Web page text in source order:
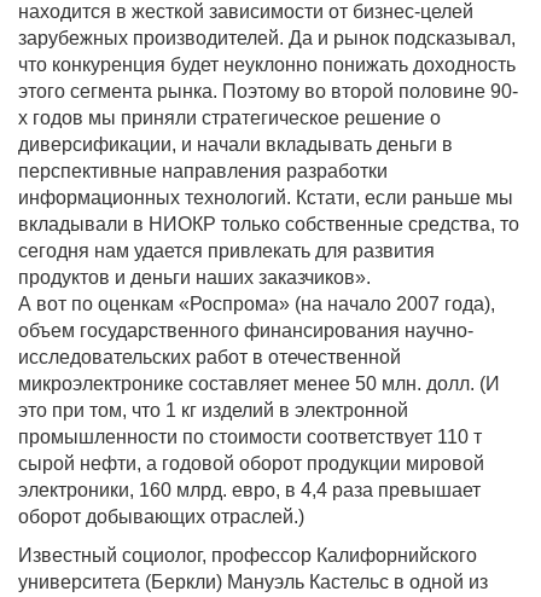
находится в жесткой зависимости от бизнес-целей
зарубежных производителей. Да и рынок подсказывал,
что конкуренция будет неуклонно понижать доходность
этого сегмента рынка. Поэтому во второй половине 90-
х годов мы приняли стратегическое решение о
диверсификации, и начали вкладывать деньги в
перспективные направления разработки
информационных технологий. Кстати, если раньше мы
вкладывали в НИОКР только собственные средства, то
сегодня нам удается привлекать для развития
продуктов и деньги наших заказчиков».
А вот по оценкам «Роспрома» (на начало 2007 года),
объем государственного финансирования научно-
исследовательских работ в отечественной
микроэлектронике составляет менее 50 млн. долл. (И
это при том, что 1 кг изделий в электронной
промышленности по стоимости соответствует 110 т
сырой нефти, а годовой оборот продукции мировой
электроники, 160 млрд. евро, в 4,4 раза превышает
оборот добывающих отраслей.)
Известный социолог, профессор Калифорнийского
университета (Беркли) Мануэль Кастельс в одной из